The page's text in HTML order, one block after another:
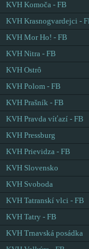
KVH Komoča - FB
KVH Krasnogvardejci -
KVH Mor Ho! - FB
KVH Nitra - FB
KVH Ostrô
KVH Polom - FB
KVH Prašník - FB
KVH Pravda víťazí - FB
KVH Pressburg
KVH Prievidza - FB
KVH Slovensko
KVH Svoboda
KVH Tatranskí vlci - FB
KVH Tatry - FB
KVH Trnavská posádka